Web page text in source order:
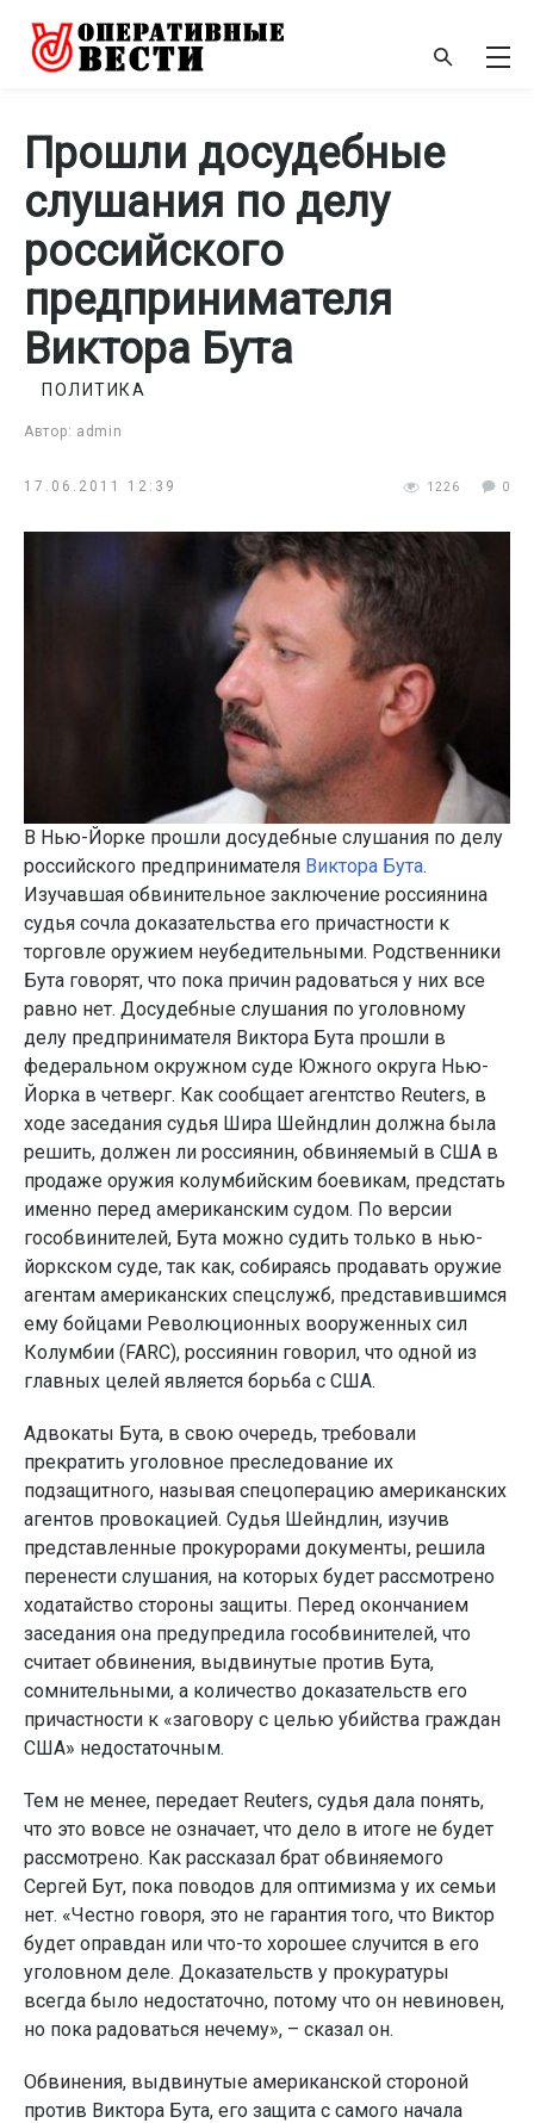
Прошли досудебные
слушания по делу
российского
предпринимателя
Виктора Бута
Автор: admin
ПОЛИТИКА
17.06.2011 12:39 1226 0
В Нью-Йорке прошли досудебные слушания по делу
российского предпринимателя Виктора Бута.
Изучавшая обвинительное заключение россиянина
судья сочла доказательства его причастности к
торговле оружием неубедительными. Родственники
Бута говорят, что пока причин радоваться у них все
равно нет. Досудебные слушания по уголовному
делу предпринимателя Виктора Бута прошли в
федеральном окружном суде Южного округа Нью-
Йорка в четверг. Как сообщает агентство Reuters, в
ходе заседания судья Шира Шейндлин должна была
решить, должен ли россиянин, обвиняемый в США в
продаже оружия колумбийским боевикам, предстать
именно перед американским судом. По версии
гособвинителей, Бута можно судить только в нью-
йоркском суде, так как, собираясь продавать оружие
агентам американских спецслужб, представившимся
ему бойцами Революционных вооруженных сил
Колумбии (FARC), россиянин говорил, что одной из
главных целей является борьба с США.
Адвокаты Бута, в свою очередь, требовали
прекратить уголовное преследование их
подзащитного, называя спецоперацию американских
агентов провокацией. Судья Шейндлин, изучив
представленные прокурорами документы, решила
перенести слушания, на которых будет рассмотрено
ходатайство стороны защиты. Перед окончанием
заседания она предупредила гособвинителей, что
считает обвинения, выдвинутые против Бута,
сомнительными, а количество доказательств его
причастности к «заговору с целью убийства граждан
США» недостаточным.
Тем не менее, передает Reuters, судья дала понять,
что это вовсе не означает, что дело в итоге не будет
рассмотрено. Как рассказал брат обвиняемого
Сергей Бут, пока поводов для оптимизма у их семьи
нет. «Честно говоря, это не гарантия того, что Виктор
будет оправдан или что-то хорошее случится в его
уголовном деле. Доказательств у прокуратуры
всегда было недостаточно, потому что он невиновен,
но пока радоваться нечему», – сказал он.
Обвинения, выдвинутые американской стороной
против Виктора Бута, его защита с самого начала